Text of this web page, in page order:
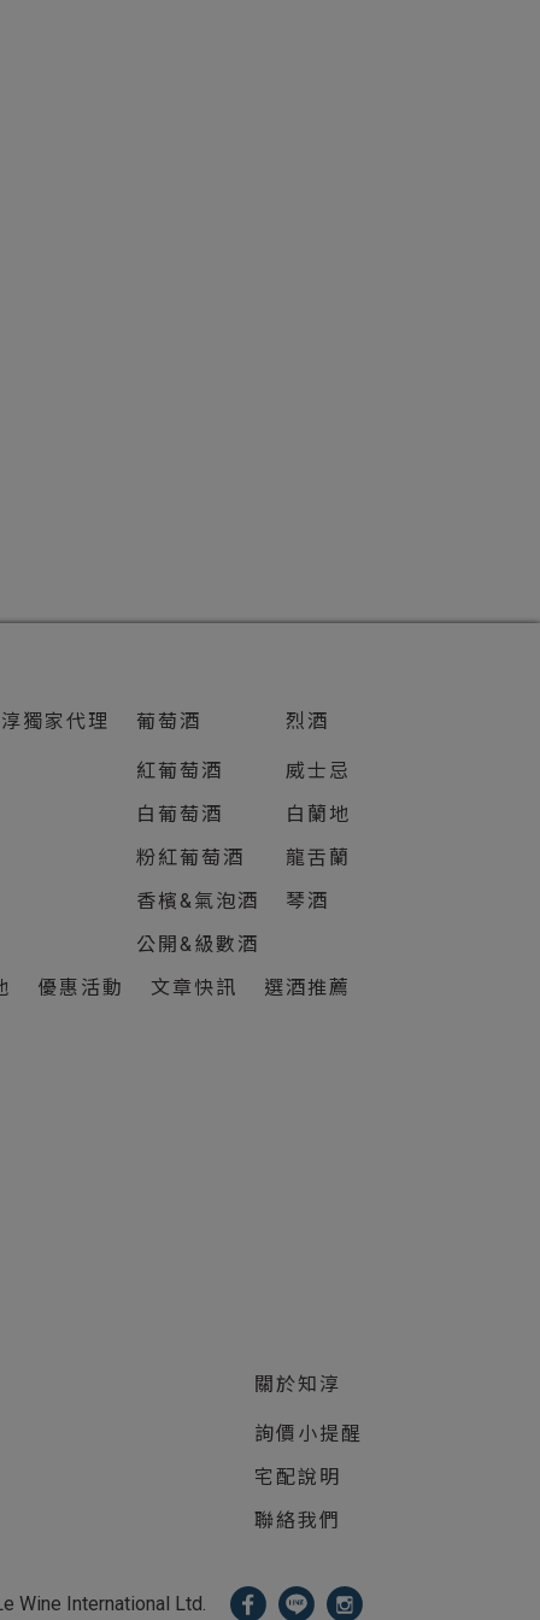
獨家代理 葡萄酒
紅葡萄酒
白葡萄酒
粉紅葡萄酒
香檳&氣泡酒
公開&級數酒
烈酒
威士忌
白蘭地
龍舌蘭
琴酒
優惠活動 文章快訊 選酒推薦
關於知淳
詢價小提醒
宅配說明
聯絡我們
Wine International Ltd.